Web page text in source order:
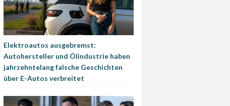
Elektroautos ausgebremst:
Autohersteller und Ölindustrie haben
jahrzehntelang falsche Geschichten
über E-Autos verbreitet